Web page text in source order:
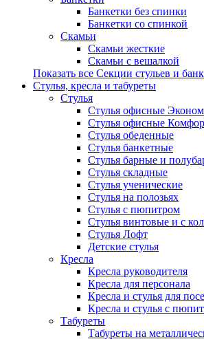
Банкетки без спинки
Банкетки со спинкой
Скамьи
Скамьи жесткие
Скамьи с вешалкой
Показать все Секции стульев и
Стулья, кресла и табуреты
Стулья
Стулья офисные Эконом
Стулья офисные
Стулья обеденные
Стулья банкетные
Стулья барные и
Стулья складные
Стулья ученические
Стулья на полозьях
Стулья с пюпитром
Стулья винтовые и с
Стулья Лофт
Детские стулья
Кресла
Кресла руководителя
Кресла для персонала
Кресла и стулья для
Кресла и стулья с
Табуреты
Табуреты на